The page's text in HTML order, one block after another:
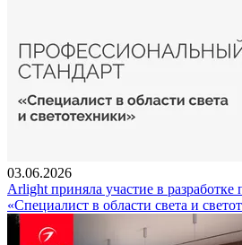
03.06.2026
Arlight приняла участие в разработке
«Специалист в области света и